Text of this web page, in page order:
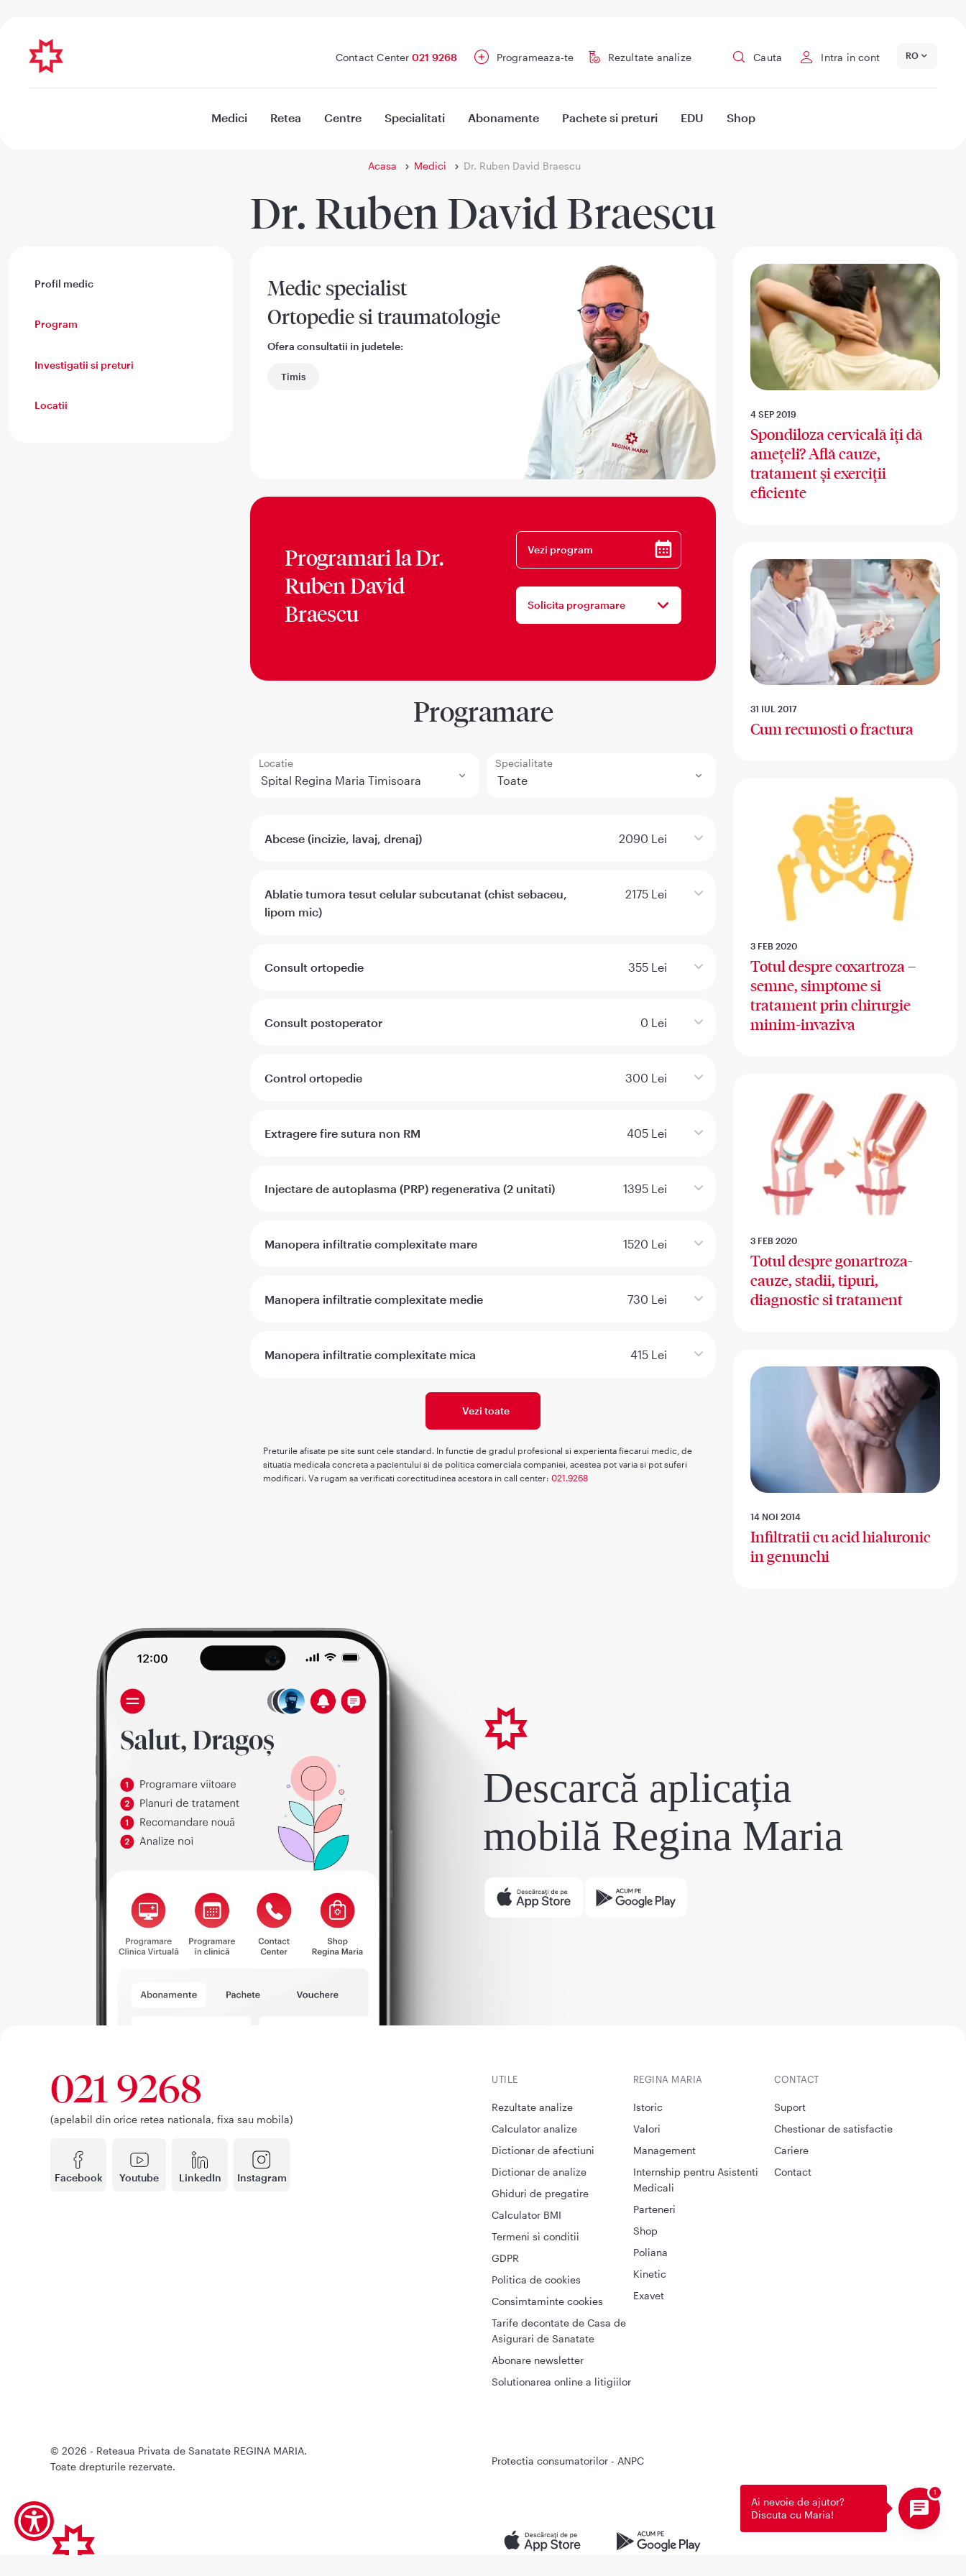
Contact Center 021 9268 Programeaza-te Rezultate analize Cauta Intra in cont RO
Medici Retea Centre Specialitati Abonamente Pachete si preturi EDU Shop
Acasa Medici Dr. Ruben David Braescu
Dr. Ruben David Braescu
Profil medic
Program
Investigatii si preturi
Locatii
Medic specialist
Ortopedie si traumatologie
Ofera consultatii in judetele:
Timis
Programari laDr.
Ruben David
Braescu
Vezi program
Solicita programare
Programare
Locatie Specialitate
Abcese (incizie, lavaj, drenaj) 2090 Lei
Ablatie tumora tesut celular subcutanat (chist sebaceu,
lipom mic)
2175 Lei
Consult ortopedie 355 Lei
Consult postoperator 0 Lei
Control ortopedie 300 Lei
Extragere fire sutura non RM 405 Lei
Injectare de autoplasma (PRP) regenerativa (2 unitati) 1395 Lei
Manopera infiltratie complexitate mare 1520 Lei
Manopera infiltratie complexitate medie 730 Lei
Manopera infiltratie complexitate mica 415 Lei
Vezi toate
Preturile afisate pe site sunt cele standard. In functie de gradul profesional si experienta fiecarui medic, de
situatia medicala concreta a pacientului si de politica comerciala companiei, acestea pot varia si pot suferi
modificari. Va rugam sa verificati corectitudinea acestora in call center: 021.9268
4 SEP 2019
Spondiloza cervicală îți dă
amețeli? Află cauze,
tratament și exerciții
eficiente
31 IUL 2017
Cum recunosti o fractura
3 FEB 2020
Totul despre coxartroza –
semne, simptome si
tratament prin chirurgie
minim-invaziva
3 FEB 2020
Totul despre gonartroza-
cauze, stadii, tipuri,
diagnostic si tratament
14 NOI 2014
Infiltratii cu acid hialuronic
in genunchi
Descarcă aplicația
mobilă Regina Maria
Facebook Youtube LinkedIn Instagram
021 9268
(apelabil din orice retea nationala, fixa sau mobila)
UTILE
Rezultate analize
Calculator analize
Dictionar de afectiuni
Dictionar de analize
Ghiduri de pregatire
Calculator BMI
Termeni si conditii
GDPR
Politica de cookies
Consimtaminte cookies
Tarife decontate de Casa de
Asigurari de Sanatate
Abonare newsletter
Solutionarea online a litigiilor
CONTACT
Suport
Chestionar de satisfactie
Cariere
Contact
REGINA MARIA
Istoric
Valori
Management
Internship pentru Asistenti
Medicali
Parteneri
Shop
Poliana
Kinetic
Exavet
Protectia consumatorilor - ANPC
© 2026 - Reteaua Privata de Sanatate REGINA MARIA.
Toate drepturile rezervate.
Ai nevoie de ajutor?
Discuta cu Maria!